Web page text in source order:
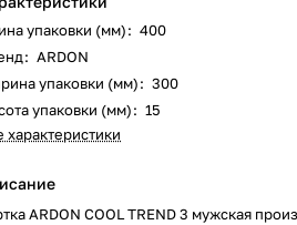
упаковки (мм): 400
: ARDON
упаковки (мм): 300
упаковки (мм): 15
характеристики
ARDON COOL TREND 3 мужская